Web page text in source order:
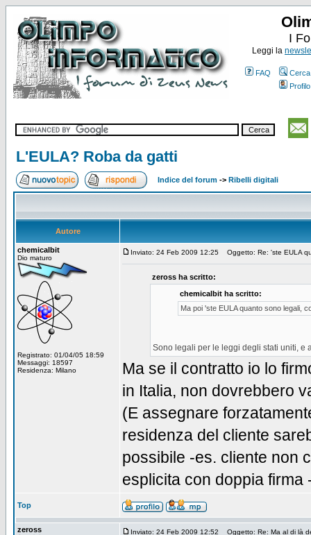
I
Leggi la
FAQ
Cerca
Profilo
L'EULA? Roba da gatti
Indice del forum -> Ribelli digitali
Autore
chemicalbit
Dio maturo
Registrato: 01/04/05 18:59
Messaggi: 18597
Residenza: Milano
Inviato: 24 Feb 2009 12:25 Oggetto: Re: 'ste EULA
zeross ha scritto:
chemicalbit ha scritto:
Ma poi 'ste EULA quanto sono legali,
Sono legali per le leggi degli stati uniti, e
Ma se il contratto io lo
in Italia, non dovrebbero
(E assegnare
residenza del cliente
possibile -es. cliente non
esplicita con doppia firma
Top
zeross Inviato: 24 Feb 2009 12:52 Oggetto: Re: Ma al di là